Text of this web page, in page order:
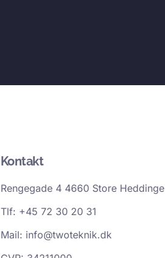
Kontakt
Rengegade 4 4660 Store Heddinge
Tlf: +45 72 30 20 31
Mail: info@twoteknik.dk